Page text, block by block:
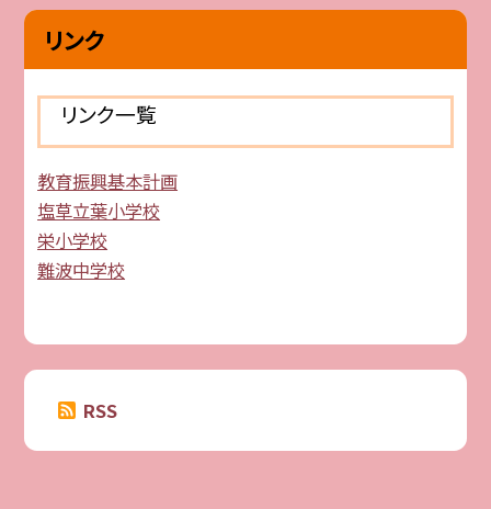
リンク
リンク一覧
教育振興基本計画
塩草立葉小学校
栄小学校
難波中学校
RSS